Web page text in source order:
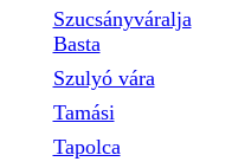
Szucsányváralja
Basta
Szulyó vára
Tamási
Tapolca